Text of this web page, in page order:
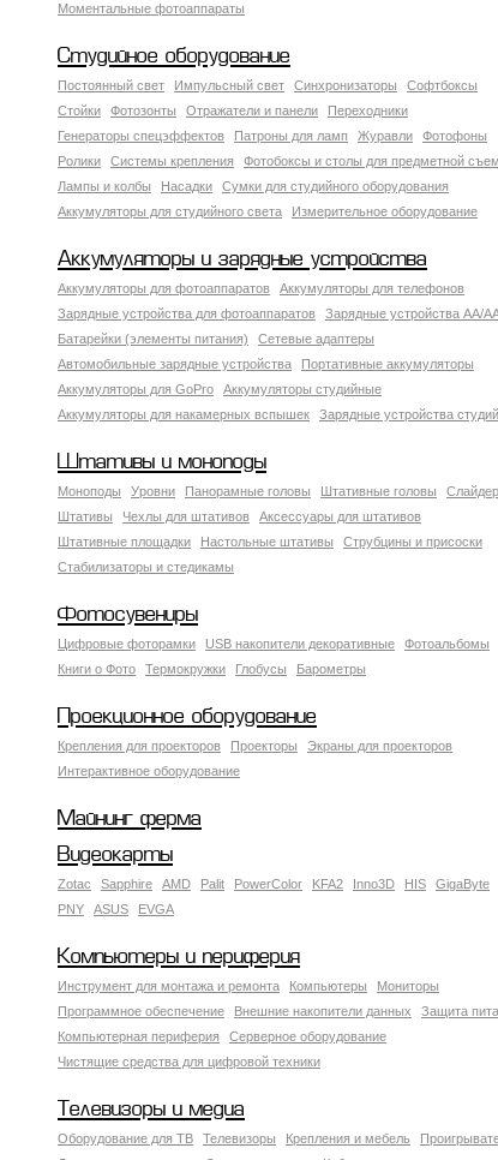
Моментальные фотоаппараты
Студийное оборудование
Постоянный свет Импульсный свет Синхронизаторы
Софтбоксы
Стойки
Фотозонты Отражатели и панели
Переходники
Генераторы спецэффектов
Патроны для ламп Журавли
Фотофоны
Ролики
Системы крепления
Фотобоксы и столы для предметной
Лампы и колбы
Насадки
Сумки для студийного оборудования
Аккумуляторы для студийного света
Измерительное оборудование
Аккумуляторы и зарядные устройства
Аккумуляторы для фотоаппаратов
Аккумуляторы для телефонов
Зарядные устройства для фотоаппаратов
Зарядные устройства AA/
Батарейки (элементы питания)
Сетевые адаптеры
Автомобильные зарядные устройства
Портативные аккумуляторы
Аккумуляторы для GoPro
Аккумуляторы студийные
Аккумуляторы для накамерных вспышек
Зарядные устройства
Штативы и моноподы
Моноподы Уровни Панорамные головы Штативные головы
Штативы
Чехлы для штативов
Аксессуары для штативов
Штативные площадки
Настольные штативы
Струбцины и присоски
Стабилизаторы и стедикамы
Фотосувениры
Цифровые фоторамки USB накопители декоративные
Фотоальбомы
Книги о Фото
Термокружки Глобусы Барометры
Проекционное оборудование
Крепления для проекторов Проекторы
Экраны для проекторов
Интерактивное оборудование
Майнинг ферма
Видеокарты
Zotac Sapphire AMD Palit PowerColor KFA2 Inno3D HIS GigaByte
PNY
ASUS EVGA
Компьютеры и периферия
Инструмент для монтажа и ремонта Компьютеры
Мониторы
Программное обеспечение
Внешние накопители данных
Защита
Компьютерная периферия
Серверное оборудование
Чистящие средства для цифровой техники
Телевизоры и медиа
Оборудование для ТВ Телевизоры Крепления и мебель